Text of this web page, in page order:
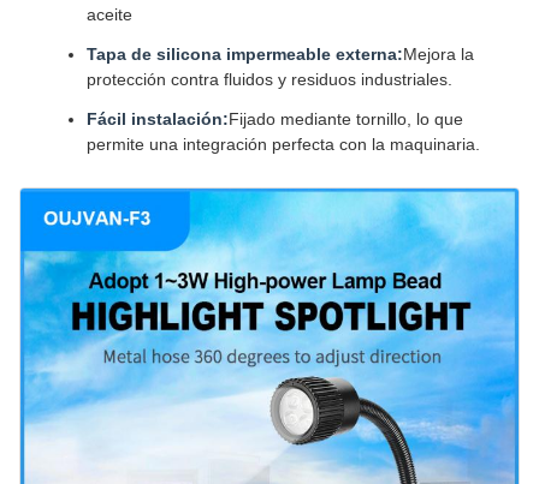
aceite
Tapa de silicona impermeable externa:Mejora la
protección contra fluidos y residuos industriales.
Fácil instalación:Fijado mediante tornillo, lo que
permite una integración perfecta con la maquinaria.